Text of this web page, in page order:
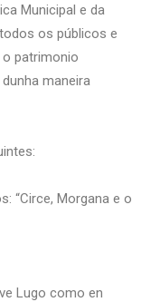
Municipal e da
os públicos e
patrimonio
maneira
“Circe, Morgana e o
Lugo como en